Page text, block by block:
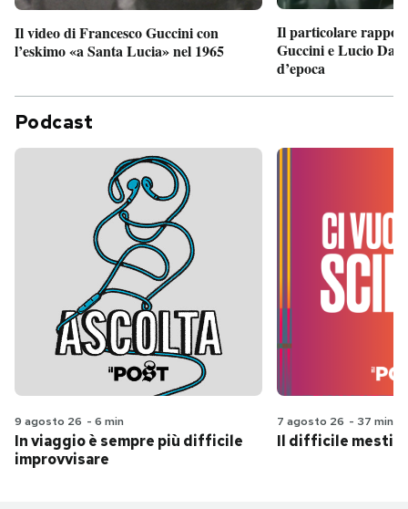
Il video di Francesco Guccini con
l’eskimo «a Santa Lucia» nel 1965
Il particolare
Guccini e Lucio
d’epoca
Podcast
9 agosto 26 - 6 min
In viaggio è sempre più difficile
improvvisare
7 agosto 26 - 37 min
Il difficile